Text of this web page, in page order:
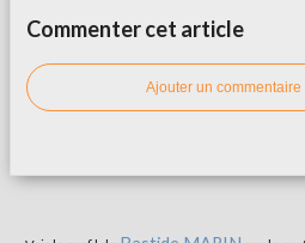
Commenter cet article
Ajouter un commentaire